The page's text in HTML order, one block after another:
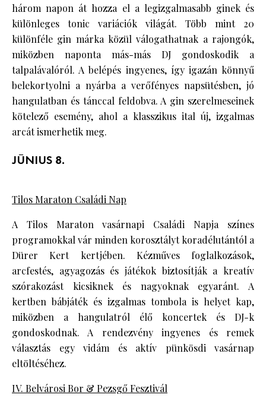
három napon át hozza el a legizgalmasabb ginek és
különleges tonic variációk világát. Több mint 20
különféle gin márka közül válogathatnak a rajongók,
miközben naponta más-más DJ gondoskodik a
talpalávalóról. A belépés ingyenes, így igazán könnyű
belekortyolni a nyárba a verőfényes napsütésben, jó
hangulatban és tánccal feldobva. A gin szerelmeseinek
kötelező esemény, ahol a klasszikus ital új, izgalmas
arcát ismerhetik meg.
JÚNIUS 8.
Tilos Maraton Családi Nap
A Tilos Maraton vasárnapi Családi Napja színes
programokkal vár minden korosztályt koradélutántól a
Dürer Kert kertjében. Kézműves foglalkozások,
arcfestés, agyagozás és játékok biztosítják a kreatív
szórakozást kicsiknek és nagyoknak egyaránt. A
kertben bábjáték és izgalmas tombola is helyet kap,
miközben a hangulatról élő koncertek és DJ-k
gondoskodnak. A rendezvény ingyenes és remek
választás egy vidám és aktív pünkösdi vasárnap
eltöltéséhez.
IV. Belvárosi Bor & Pezsgő Fesztivál